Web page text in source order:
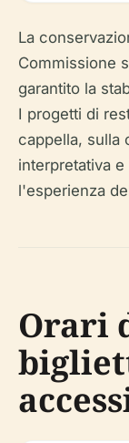
La
Commissione
garantito la
I progetti di
cappella, sulla
interpretativa
l'esperienza
Orari